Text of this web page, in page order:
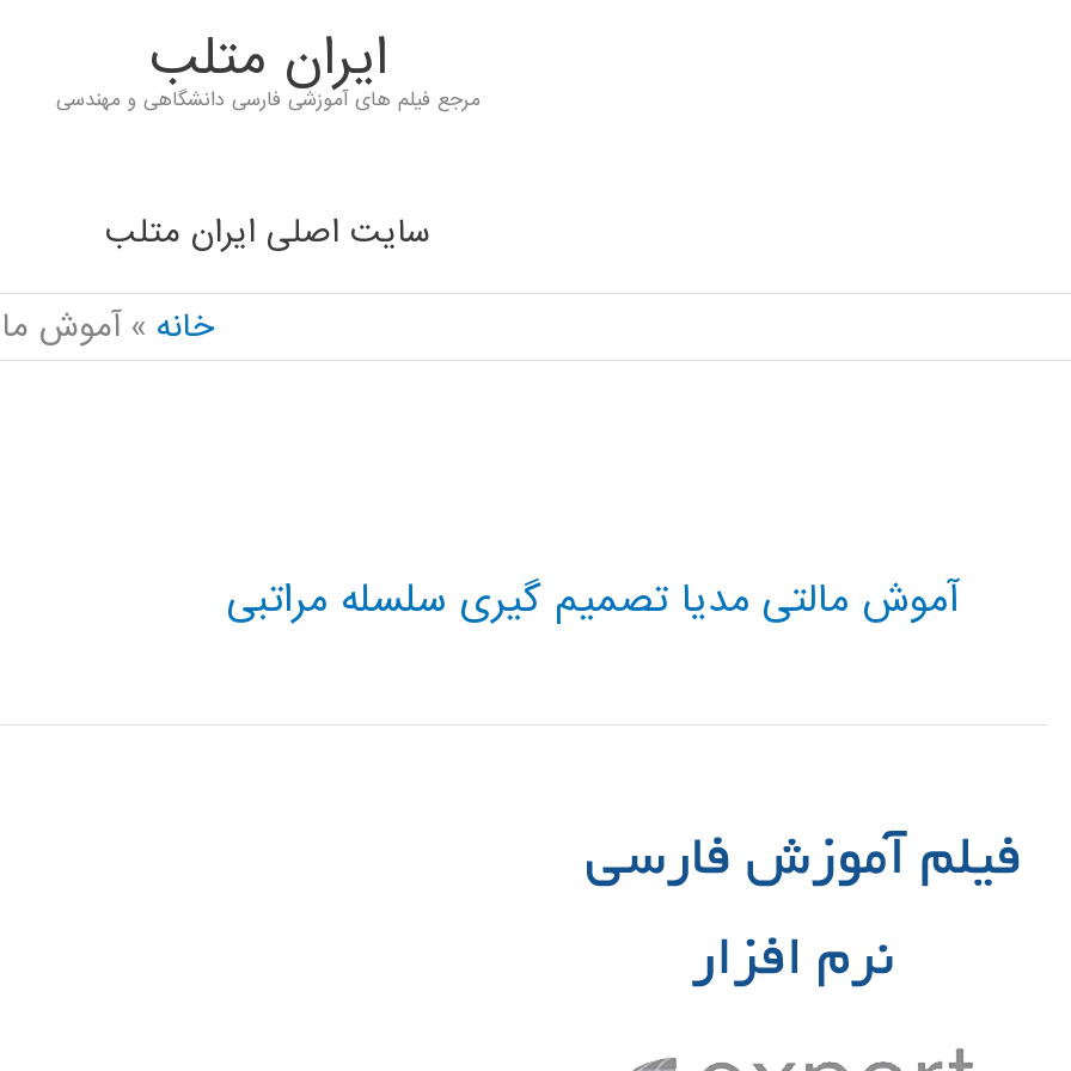
ايران متلب
مرجع فیلم های آموزشی فارسی دانشگاهی و مهندسی
سایت اصلی ایران متلب
خانه
آموش
آموش مالتی مدیا تصمیم گیری سلسله مراتبی